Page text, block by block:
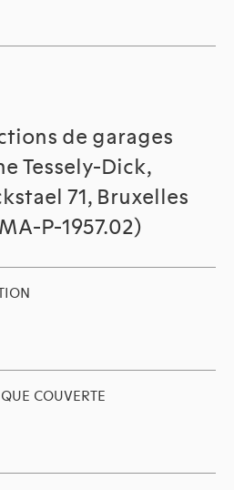
de garages
Tessely-Dick,
71, Bruxelles
P-1957.02)
COUVERTE